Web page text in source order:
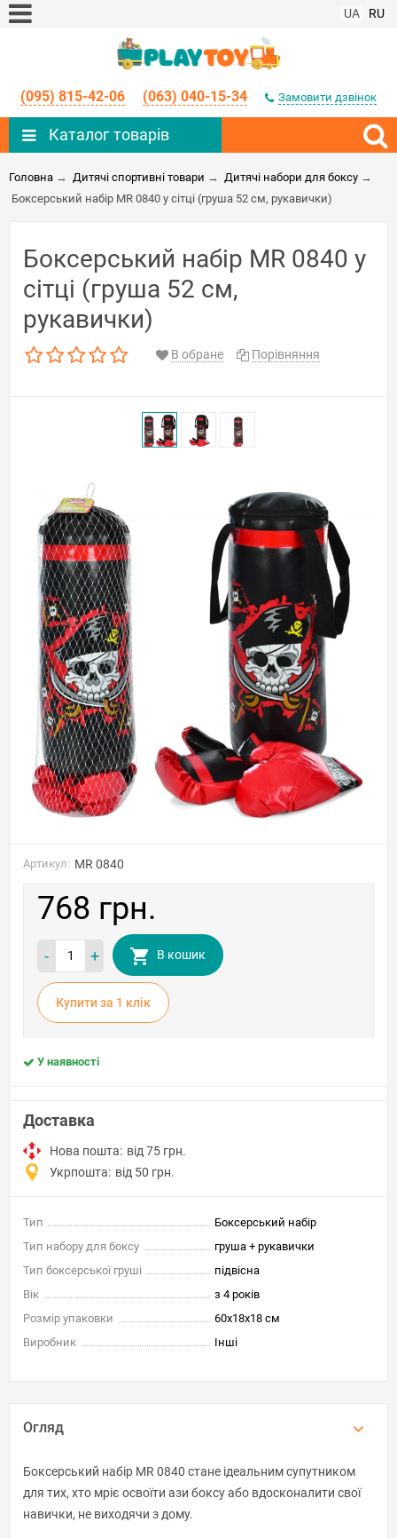
UA RU
(095) 815-42-06 (063) 040-15-34 Замовити дзвінок
Каталог товарів
Головна → Дитячі спортивні товари → Дитячі набори для боксу →
Боксерський набір MR 0840 у сітці (груша 52 см, рукавички)
Боксерський набір MR 0840 у
сітці (груша 52 см,
рукавички)
В обране Порівняння
Артикул: MR 0840
768 грн.
- + В кошик
Купити за 1 клiк
У наявності
Доставка
Нова пошта: від 75 грн.
Укрпошта: від 50 грн.
Тип
Боксерський набір
Тип набору для боксу
груша + рукавички
Тип боксерської груші
підвісна
Вік
з 4 років
Розмір упаковки
60x18x18 см
Виробник
Інші
Огляд
Боксерський набір MR 0840 стане ідеальним супутником
для тих, хто мріє освоїти ази боксу або вдосконалити свої
навички, не виходячи з дому.